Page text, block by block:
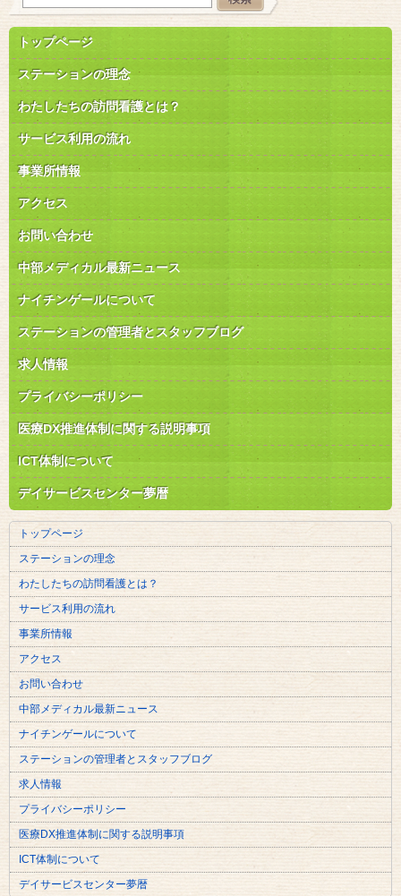
トップページ
ステーションの理念
わたしたちの訪問看護とは？
サービス利用の流れ
事業所情報
アクセス
お問い合わせ
中部メディカル最新ニュース
ナイチンゲールについて
ステーションの管理者とスタッフブログ
求人情報
プライバシーポリシー
医療DX推進体制に関する説明事項
ICT体制について
デイサービスセンター夢暦
トップページ
ステーションの理念
わたしたちの訪問看護とは？
サービス利用の流れ
事業所情報
アクセス
お問い合わせ
中部メディカル最新ニュース
ナイチンゲールについて
ステーションの管理者とスタッフブログ
求人情報
プライバシーポリシー
医療DX推進体制に関する説明事項
ICT体制について
デイサービスセンター夢暦